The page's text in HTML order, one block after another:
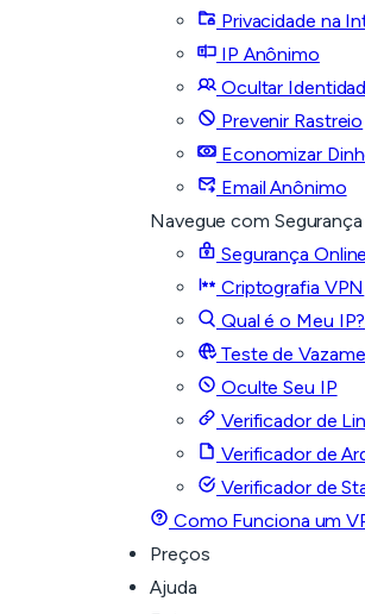
Privacidade na
IP Anônimo
Ocultar
Prevenir Rastreio
Economizar
Email Anônimo
Navegue com Segurança
Segurança Online
Criptografia VPN
Qual é o Meu IP?
Teste de
Oculte Seu IP
Verificador de
Verificador de
Verificador de
Como Funciona um
Preços
Ajuda